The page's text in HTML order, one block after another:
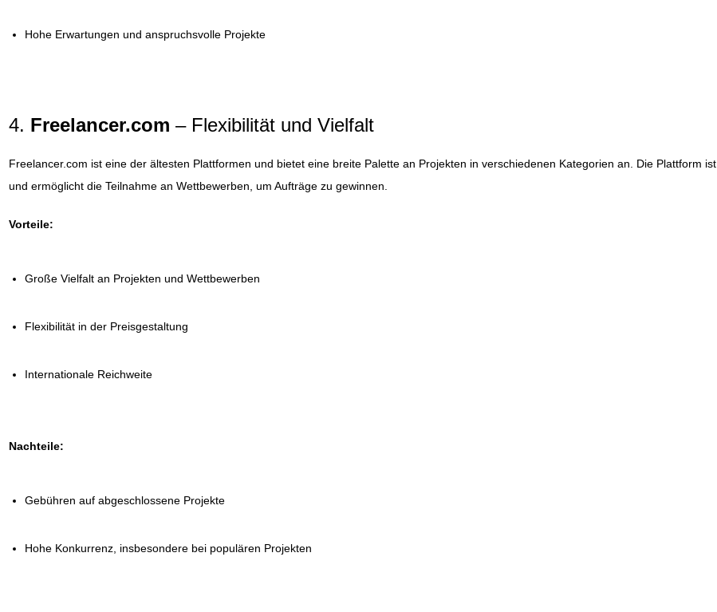
Hohe Erwartungen und anspruchsvolle Projekte
4. Freelancer.com – Flexibilität und Vielfalt
Freelancer.com ist eine der ältesten Plattformen und bietet eine breite Palette an Projekten in verschiedenen Kategorien an. Die Plattform
und ermöglicht die Teilnahme an Wettbewerben, um Aufträge zu gewinnen.
Vorteile:
Große Vielfalt an Projekten und Wettbewerben
Flexibilität in der Preisgestaltung
Internationale Reichweite
Nachteile:
Gebühren auf abgeschlossene Projekte
Hohe Konkurrenz, insbesondere bei populären Projekten